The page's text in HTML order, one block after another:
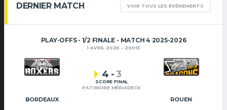
DERNIER MATCH VOIR TOUS LES EVÉNEMENTS
PLAY-OFFS - 1/2 FINALE - MATCH 4 2025-2026
1 AVRIL 2026 20H15
BORDEAUX ROUEN
4 -3
SCORE FINAL
PATINOIRE MÉRIADECK